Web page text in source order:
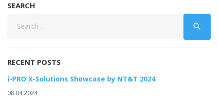
SEARCH
search
RECENT POSTS
i-PRO X-Solutions Showcase by NT&T 2024
08.04.2024